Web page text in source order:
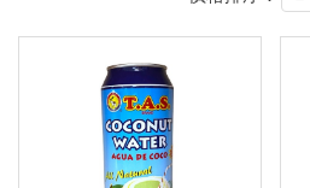
台灣 TAIWAN
泰國 THAILAND
法國FRENCH